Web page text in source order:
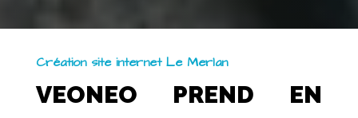
Création site internet Le Merlan
VEONEO PREND EN